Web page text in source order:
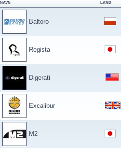
NAVN LAND
Baltoro
Regista
Digerati
Excalibur
M2